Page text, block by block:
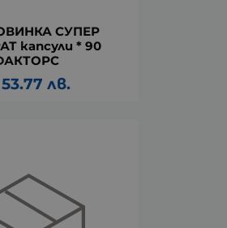
СУПЕР
капсули * 90
53.77 лв.